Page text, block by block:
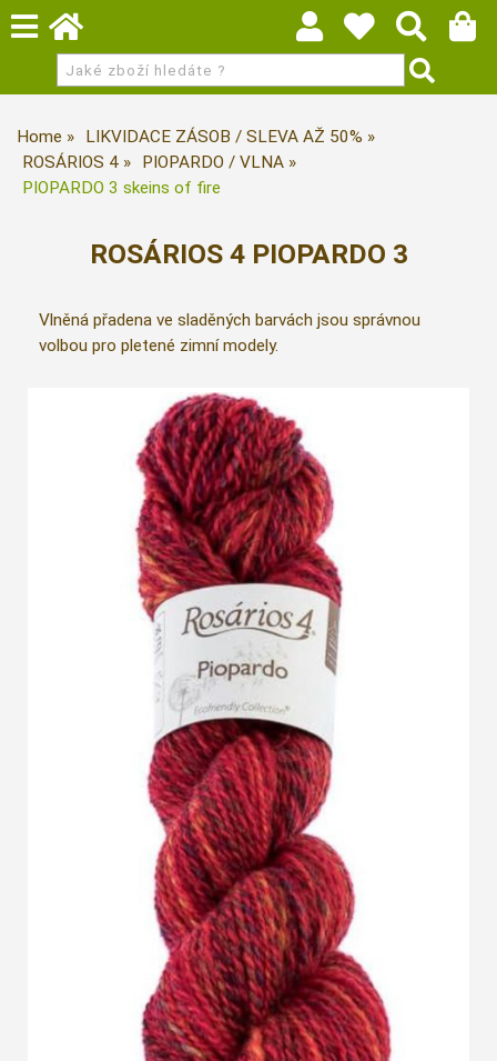
Home
LIKVIDACE ZÁSOB / SLEVA AŽ 50%
ROSÁRIOS 4
PIOPARDO / VLNA
PIOPARDO 3 skeins of fire
ROSÁRIOS 4 PIOPARDO 3
Vlněná přadena ve sladěných barvách jsou správnou
volbou pro pletené zimní modely.